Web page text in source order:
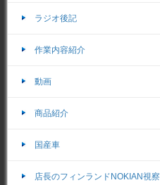
ラジオ後記
作業内容紹介
動画
商品紹介
国産車
店長のフィンランドNOKIAN視察